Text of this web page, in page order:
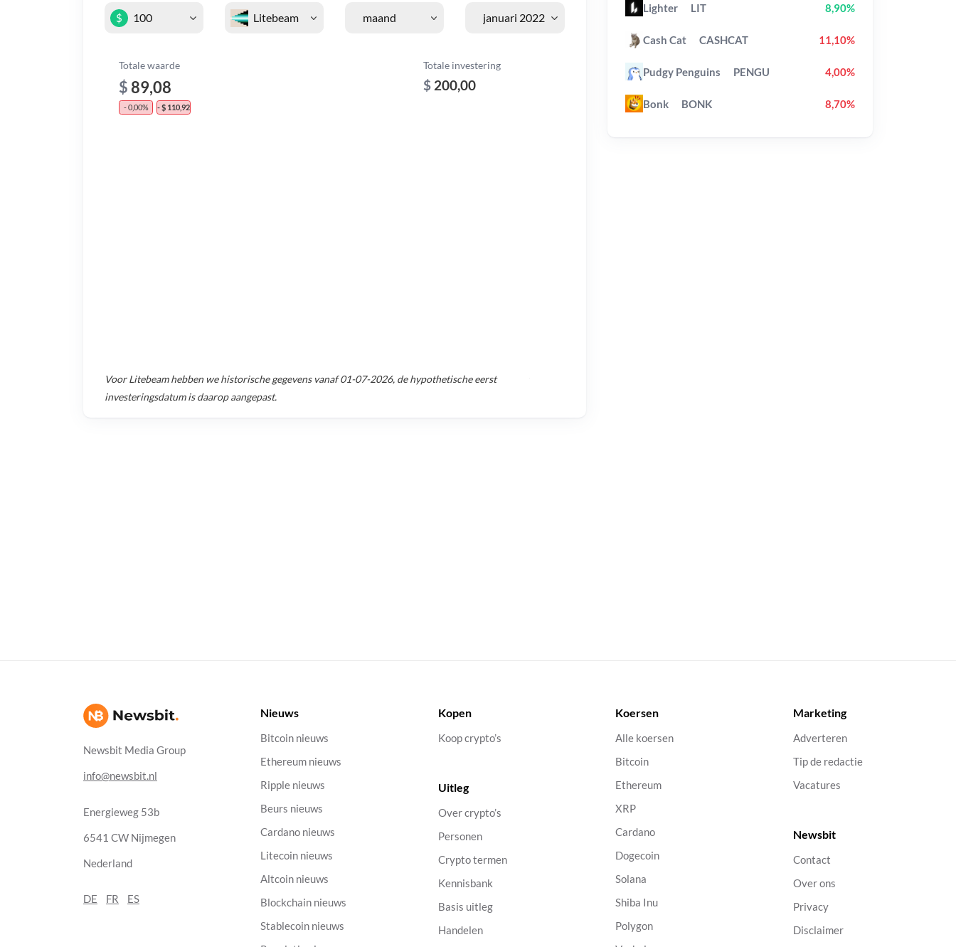
$
Totale waarde
$ 89,08
- 0,00% - $ 110,92
Totale investering
$ 200,00
VoorLitebeamhebben we historische gegevens vanaf01-07-2026, de hypothetische eerst
investeringsdatum is daarop aangepast.
Lighter LIT 8,90%
Cash Cat CASHCAT 11,10%
Pudgy Penguins PENGU 4,00%
Bonk BONK 8,70%
Newsbit Media Group
info@newsbit.nl
Energieweg 53b
6541 CW Nijmegen
Nederland
DE FR ES
Nieuws
Bitcoin nieuws
Ethereum nieuws
Ripple nieuws
Beurs nieuws
Cardano nieuws
Litecoin nieuws
Altcoin nieuws
Blockchain nieuws
Stablecoin nieuws
Kopen
Koop crypto’s
Uitleg
Over crypto’s
Personen
Crypto termen
Kennisbank
Basis uitleg
Handelen
Koersen
Alle koersen
Bitcoin
Ethereum
XRP
Cardano
Dogecoin
Solana
Shiba Inu
Polygon
Marketing
Adverteren
Tip de redactie
Vacatures
Newsbit
Contact
Over ons
Privacy
Disclaimer